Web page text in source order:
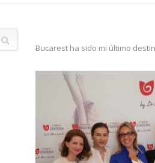
Bucarest ha sido mi último